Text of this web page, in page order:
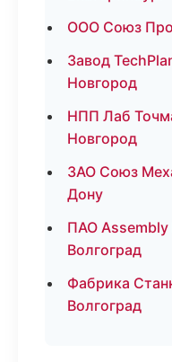
ООО Союз
Завод
Новгород
НПП Лаб
Новгород
ЗАО Союз
Дону
ПАО
Волгоград
Фабрика
Волгоград